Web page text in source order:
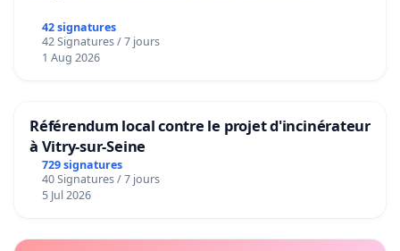
42 signatures
42 Signatures / 7 jours
1 Aug 2026
Référendum local contre le projet d'incinérateur
à Vitry-sur-Seine
729 signatures
40 Signatures / 7 jours
5 Jul 2026